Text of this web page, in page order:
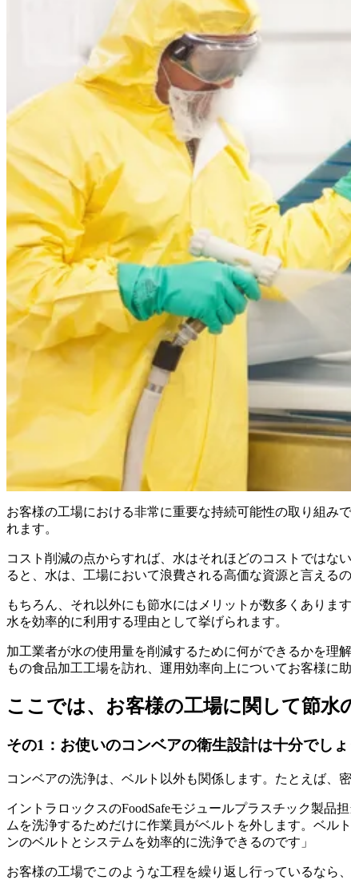
お客様の工場における非常に重要な持続可能性の取り組み
れます。
コスト削減の点からすれば、水はそれほどのコストではな
ると、水は、工場において浪費される高価な資源と言える
もちろん、それ以外にも節水にはメリットが数多くありま
水を効率的に利用する理由として挙げられます。
加工業者が水の使用量を削減するために何ができるかを理
もの食品加工工場を訪れ、運用効率向上についてお客様に
ここでは、お客様の工場に関して節水
その1：お使いのコンベアの衛生設計は十分でしょ
コンベアの洗浄は、ベルト以外も関係します。たとえば、
イントラロックスのFoodSafeモジュールプラスチック製品
ムを洗浄するためだけに作業員がベルトを外します。ベル
ンのベルトとシステムを効率的に洗浄できるのです」
お客様の工場でこのような工程を繰り返し行っているなら